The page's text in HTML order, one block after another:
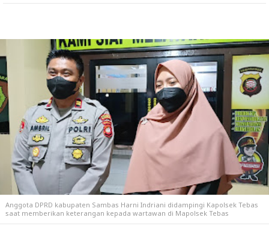
Anggota DPRD kabupaten Sambas Harni Indriani didampingi Kapolsek Tebas
saat memberikan keterangan kepada wartawan di Mapolsek Tebas